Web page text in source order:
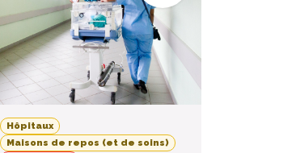
Hôpitaux
Maisons de repos (et de soins)